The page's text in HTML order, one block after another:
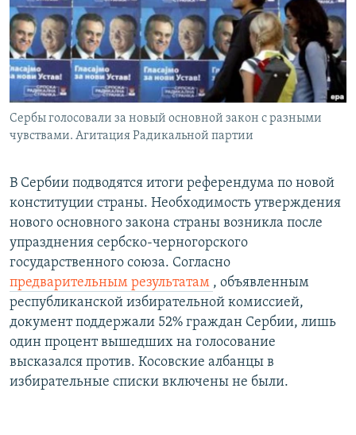
ПОДПИШИТЕСЬ НА РАССЫЛКУ
СОЦИАЛЬНЫЕ СЕТИ
Сербы голосовали за новый основной закон с разными
чувствами. Агитация Радикальной партии
В Сербии подводятся итоги референдума по новой
конституции страны. Необходимость утверждения
нового основного закона страны возникла после
упразднения сербско-черногорского
государственного союза. Согласно
предварительным результатам , объявленным
республиканской избирательной комиссией,
документ поддержали 52% граждан Сербии, лишь
один процент вышедших на голосование
высказался против. Косовские албанцы в
избирательные списки включены не были.